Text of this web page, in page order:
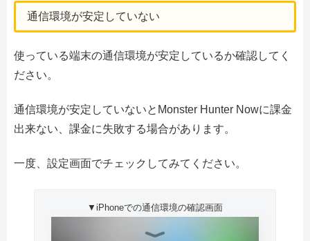
通信環境が安定していない
使っている端末の通信環境が安定しているか確認してく
ださい。
通信環境が安定していないとMonster Hunter Nowに課金
出来ない、課金に失敗する場合があります。
一度、設定画面でチェックしてみてください。
▼iPhoneでの通信環境の確認画面